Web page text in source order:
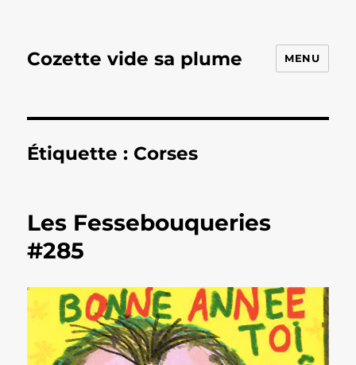
Cozette vide sa plume MENU
Étiquette : Corses
Les Fessebouqueries
#285